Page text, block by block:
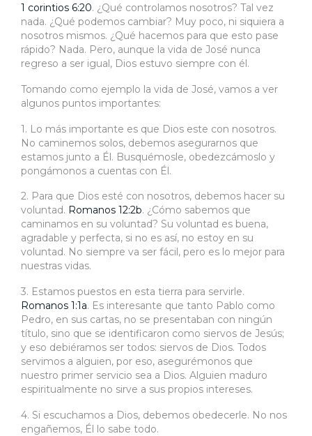
1 corintios 6:20. ¿Qué controlamos nosotros? Tal vez
nada. ¿Qué podemos cambiar? Muy poco, ni siquiera a
nosotros mismos. ¿Qué hacemos para que esto pase
rápido? Nada. Pero, aunque la vida de José nunca
regreso a ser igual, Dios estuvo siempre con él.
Tomando como ejemplo la vida de José, vamos a ver
algunos puntos importantes:
1. Lo más importante es que Dios este con nosotros.
No caminemos solos, debemos asegurarnos que
estamos junto a Él. Busquémosle, obedezcámoslo y
pongámonos a cuentas con Él.
2. Para que Dios esté con nosotros, debemos hacer su
voluntad. Romanos 12:2b. ¿Cómo sabemos que
caminamos en su voluntad? Su voluntad es buena,
agradable y perfecta, si no es así, no estoy en su
voluntad. No siempre va ser fácil, pero es lo mejor para
nuestras vidas.
3. Estamos puestos en esta tierra para servirle.
Romanos 1:1a. Es interesante que tanto Pablo como
Pedro, en sus cartas, no se presentaban con ningún
título, sino que se identificaron como siervos de Jesús;
y eso debiéramos ser todos: siervos de Dios. Todos
servimos a alguien, por eso, asegurémonos que
nuestro primer servicio sea a Dios. Alguien maduro
espiritualmente no sirve a sus propios intereses.
4. Si escuchamos a Dios, debemos obedecerle. No nos
engañemos, Él lo sabe todo.